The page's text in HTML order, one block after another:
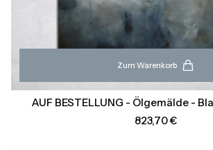
Zum Warenkorb
AUF BESTELLUNG - Ölgemälde -
Preis
823,70 €